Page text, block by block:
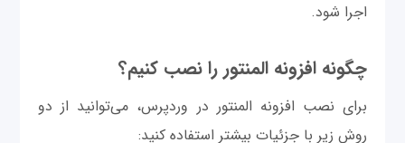
اجرا شود.
چگونه افزونه المنتور را نصب کنیم؟
برای نصب افزونه المنتور در وردپرس، می‌توانید از دو
روش زیر با جزئیات بیشتر استفاده کنید: